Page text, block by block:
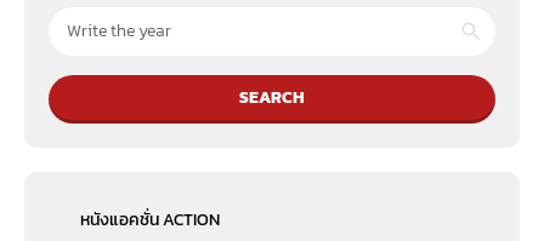
SEARCH
หนังแอคชั่น ACTION